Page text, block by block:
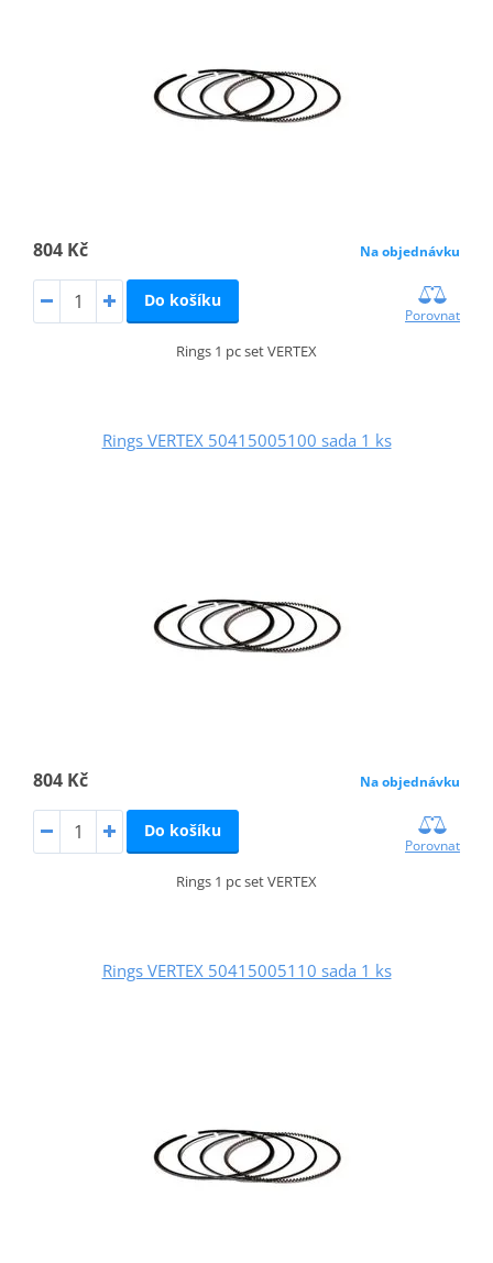
804 Kč Na objednávku
Do košíku
Porovnat
Rings 1 pc set VERTEX
Rings VERTEX 50415005100 sada 1 ks
804 Kč Na objednávku
Do košíku
Porovnat
Rings 1 pc set VERTEX
Rings VERTEX 50415005110 sada 1 ks